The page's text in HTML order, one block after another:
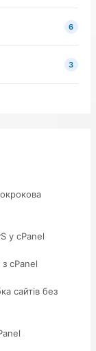
6
3
у cPanel
cPanel
сайтів без